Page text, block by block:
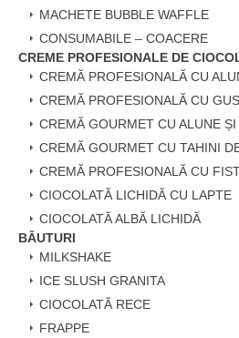
MACHETE BUBBLE WAFFLE
CONSUMABILE – COACERE
CREME PROFESIONALE DE
CREMĂ PROFESIONALĂ CU
CREMĂ PROFESIONALĂ CU
CREMĂ GOURMET CU ALUNE
CREMĂ GOURMET CU TAHINI
CREMĂ PROFESIONALĂ CU
CIOCOLATĂ LICHIDĂ CU LAPTE
CIOCOLATĂ ALBĂ LICHIDĂ
BĂUTURI
MILKSHAKE
ICE SLUSH GRANITA
CIOCOLATĂ RECE
FRAPPE